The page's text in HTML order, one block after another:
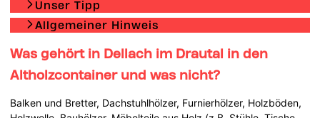
Unser Tipp
Allgemeiner Hinweis
Was gehört in Dellach im Drautal in den
Altholzcontainer und was nicht?
Balken und Bretter, Dachstuhlhölzer, Furnierhölzer, Holzböden,